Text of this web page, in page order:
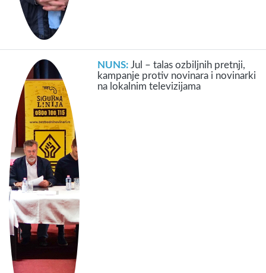
NUNS:Jul – talas ozbiljnih pretnji,
kampanje protiv novinara i novinarki
na lokalnim televizijama